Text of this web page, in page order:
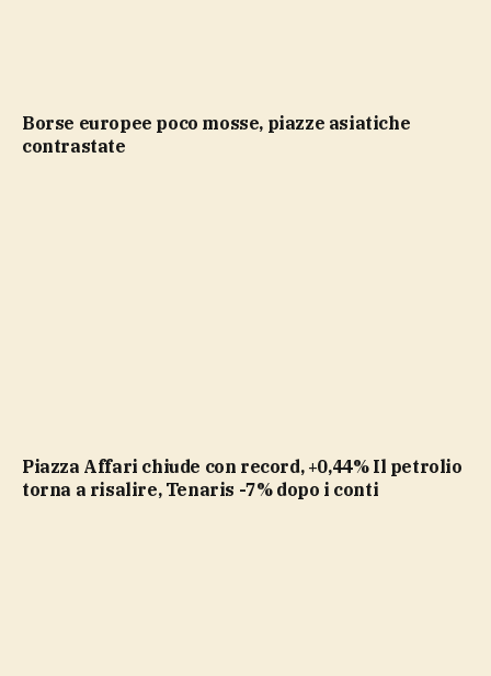
Borse europee poco mosse, piazze asiatiche
contrastate
Piazza Affari chiude con record, +0,44% Il petrolio
torna a risalire, Tenaris -7% dopo i conti